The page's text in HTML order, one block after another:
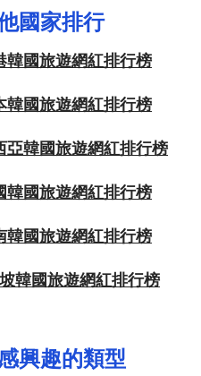
國家排行
國旅遊網紅排行榜
國旅遊網紅排行榜
韓國旅遊網紅排行榜
國旅遊網紅排行榜
國旅遊網紅排行榜
韓國旅遊網紅排行榜
興趣的類型